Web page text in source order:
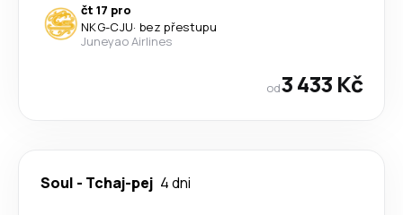
čt 17 pro
NKG-CJU· bez přestupu
Juneyao Airlines
od3 433 Kč
Soul - Tchaj-pej 4 dni